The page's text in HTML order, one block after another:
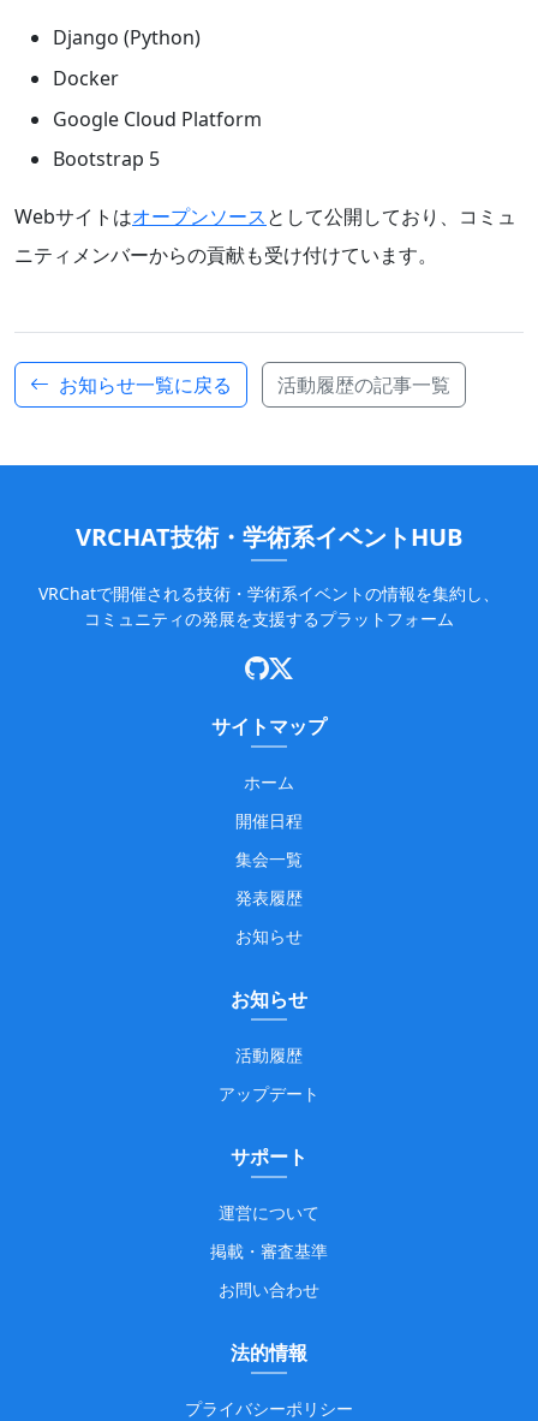
Django (Python)
Docker
Google Cloud Platform
Bootstrap 5
Webサイトはオープンソースとして公開しており、コミュ
ニティメンバーからの貢献も受け付けています。
お知らせ一覧に戻る 活動履歴の記事一覧
VRCHAT技術・学術系イベントHUB
VRChatで開催される技術・学術系イベントの情報を集約し、
コミュニティの発展を支援するプラットフォーム
サイトマップ
ホーム
開催日程
集会一覧
発表履歴
お知らせ
お知らせ
活動履歴
アップデート
サポート
運営について
掲載・審査基準
お問い合わせ
法的情報
プライバシーポリシー